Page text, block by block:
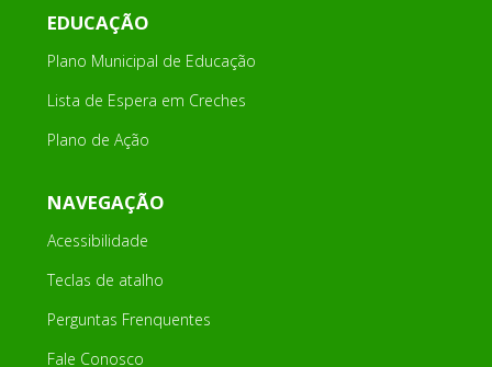
EDUCAÇÃO
Plano Municipal de Educação
Lista de Espera em Creches
Plano de Ação
NAVEGAÇÃO
Acessibilidade
Teclas de atalho
Perguntas Frenquentes
Fale Conosco